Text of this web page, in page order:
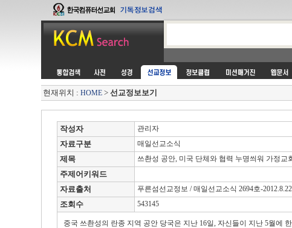
현재위치 : HOME> 선교정보보기
작성자 관리자
자료구분
매일선교소식
제목 쓰촨성 공안, 미국 단체와 협력 누명씌워 가정교
주제어키워드
자료출처 푸른섬선교정보 / 매일선교소식 2694호-
조회수
543145
중국 쓰촨성의 란종 지역 공안 당국은 지난 16일, 자신들이 지난 5월에